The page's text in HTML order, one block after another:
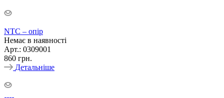
NTC – опір
Немає в наявності
Арт.: 0309001
860 грн.
Детальніше